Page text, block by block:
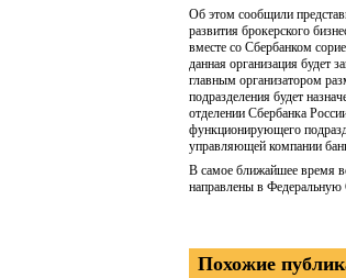
Об этом сообщили
развития брокерского
вместе со Сбербанком
данная организация будет
главным организатором
подразделения будет
отделении Сбербанка
функционирующего
управляющей компании
В самое ближайшее время
направлены в
Похожие